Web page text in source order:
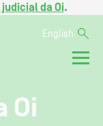
da Oi.
English
Oi